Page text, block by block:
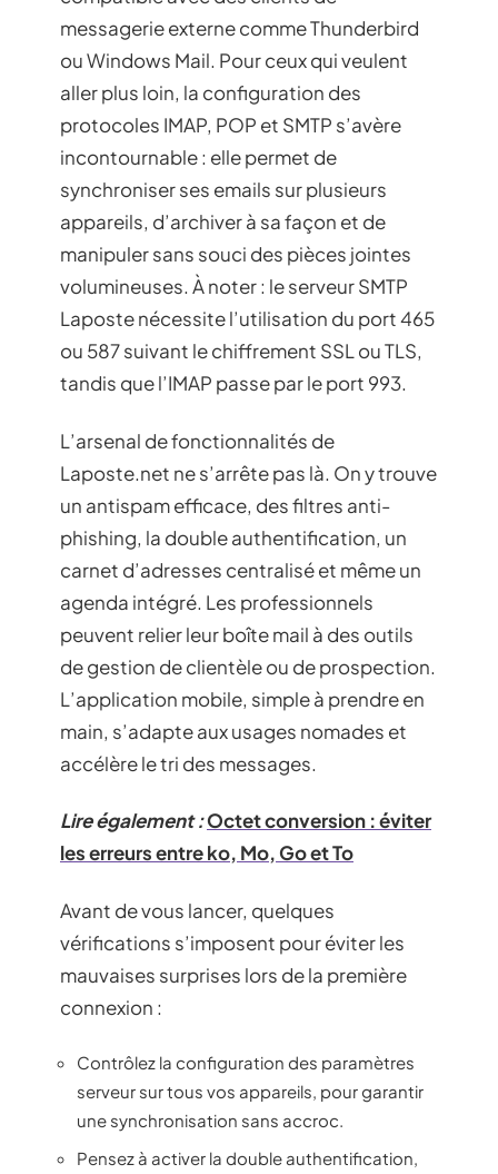
messagerie externe comme Thunderbird
ou Windows Mail. Pour ceux qui veulent
aller plus loin, la configuration des
protocoles IMAP, POP et SMTP s’avère
incontournable : elle permet de
synchroniser ses emails sur plusieurs
appareils, d’archiver à sa façon et de
manipuler sans souci des pièces jointes
volumineuses. À noter : le serveur SMTP
Laposte nécessite l’utilisation du port 465
ou 587 suivant le chiffrement SSL ou TLS,
tandis que l’IMAP passe par le port 993.
L’arsenal de fonctionnalités de
Laposte.net ne s’arrête pas là. On y trouve
un antispam efficace, des filtres anti-
phishing, la double authentification, un
carnet d’adresses centralisé et même un
agenda intégré. Les professionnels
peuvent relier leur boîte mail à des outils
de gestion de clientèle ou de prospection.
L’application mobile, simple à prendre en
main, s’adapte aux usages nomades et
accélère le tri des messages.
Lire également :Octet conversion : éviter
les erreurs entre ko, Mo, Go et To
Avant de vous lancer, quelques
vérifications s’imposent pour éviter les
mauvaises surprises lors de la première
connexion :
Contrôlez la configuration des paramètres
serveur sur tous vos appareils, pour garantir
une synchronisation sans accroc.
Pensez à activer la double authentification,